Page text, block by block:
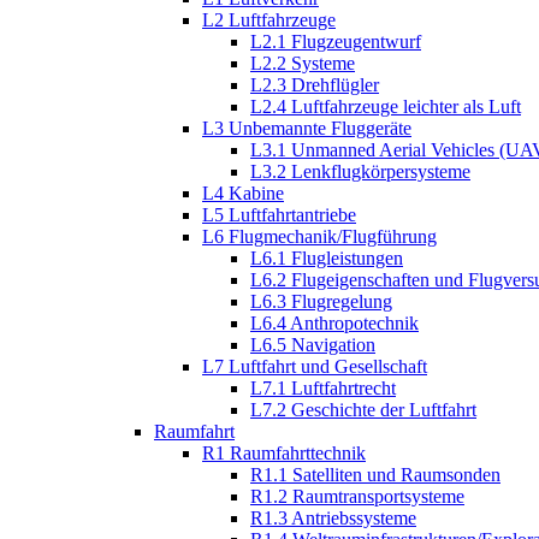
L2 Luftfahrzeuge
L2.1 Flugzeugentwurf
L2.2 Systeme
L2.3 Drehflügler
L2.4 Luftfahrzeuge leichter als Luft
L3 Unbemannte Fluggeräte
L3.1 Unmanned Aerial Vehicles
L3.2 Lenkflugkörpersysteme
L4 Kabine
L5 Luftfahrtantriebe
L6 Flugmechanik/Flugführung
L6.1 Flugleistungen
L6.2 Flugeigenschaften und
L6.3 Flugregelung
L6.4 Anthropotechnik
L6.5 Navigation
L7 Luftfahrt und Gesellschaft
L7.1 Luftfahrtrecht
L7.2 Geschichte der Luftfahrt
Raumfahrt
R1 Raumfahrttechnik
R1.1 Satelliten und Raumsonden
R1.2 Raumtransportsysteme
R1.3 Antriebssysteme